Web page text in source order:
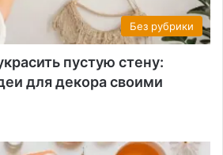
Без рубрики
пустую стену:
для декора своими